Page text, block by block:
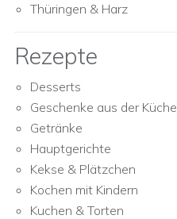
Thüringen & Harz
Rezepte
Desserts
Geschenke aus der Küche
Getränke
Hauptgerichte
Kekse & Plätzchen
Kochen mit Kindern
Kuchen & Torten